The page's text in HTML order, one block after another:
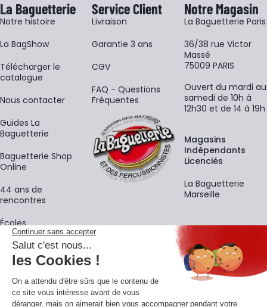
La Baguetterie
Notre histoire
La BagShow
​Télécharger le
catalogue
Nous contacter
Guides La
Baguetterie
Baguetterie Shop
Online
44 ans de
rencontres
Écoles
Service Client
Livraison
Garantie 3 ans
CGV
FAQ - Questions
Fréquentes
Notre Magasin
La Baguetterie Paris
36/38 rue Victor
Massé
75009 PARIS
Ouvert du mardi au
samedi de 10h à
12h30 et de 14 à 19h
Magasins
Indépendants
Licenciés
La Baguetterie
Marseille
La newsletter
Adresse e-mail
En vous inscrivant à notre newsletter, vous acceptez notre
confidentialité.